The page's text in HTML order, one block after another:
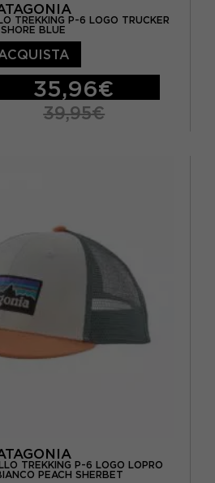
TREKKING P-6 LOGO TRUCKER
SHORE BLUE
35,96€
39,95€
TREKKING P-6 LOGO LOPRO
PEACH SHERBET